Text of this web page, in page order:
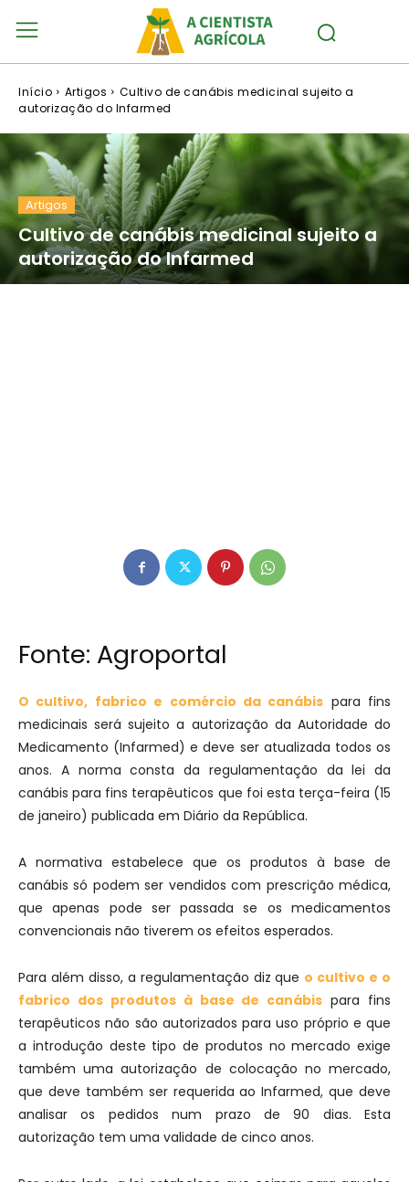
Início Artigos
Cultivo de canábis medicinal sujeito a
autorização do Infarmed
Artigos
Cultivo de canábis medicinal sujeito a
autorização do Infarmed
Fonte: Agroportal
O cultivo, fabrico e comércio da canábis para fins
medicinais será sujeito a autorização da Autoridade do
Medicamento (Infarmed) e deve ser atualizada todos os
anos. A norma consta da regulamentação da lei da
canábis para fins terapêuticos que foi esta terça-feira (15
de janeiro) publicada em Diário da República.
A normativa estabelece que os produtos à base de
canábis só podem ser vendidos com prescrição médica,
que apenas pode ser passada se os medicamentos
convencionais não tiverem os efeitos esperados.
Para além disso, a regulamentação diz que o cultivo e o
fabrico dos produtos à base de canábis para fins
terapêuticos não são autorizados para uso próprio e que
a introdução deste tipo de produtos no mercado exige
também uma autorização de colocação no mercado,
que deve também ser requerida ao Infarmed, que deve
analisar os pedidos num prazo de 90 dias. Esta
autorização tem uma validade de cinco anos.